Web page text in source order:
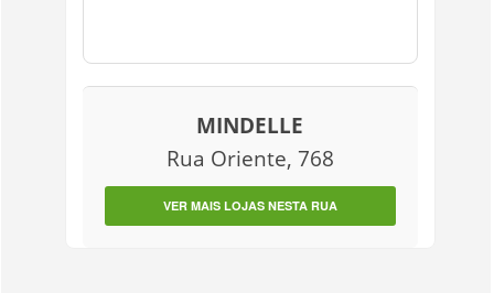
MINDELLE
Rua Oriente, 768
VER MAIS LOJAS NESTA RUA